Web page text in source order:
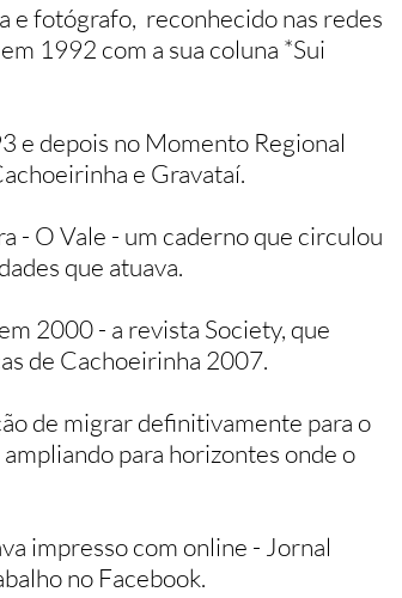
e fotógrafo, reconhecido nas redes
1992 com a sua coluna *Sui
e depois no Momento Regional
e Gravataí.
- O Vale - um caderno que circulou
que atuava.
2000 - a revista Society, que
de Cachoeirinha 2007.
de migrar definitivamente para o
para horizontes onde o
impresso com online - Jornal
no Facebook.